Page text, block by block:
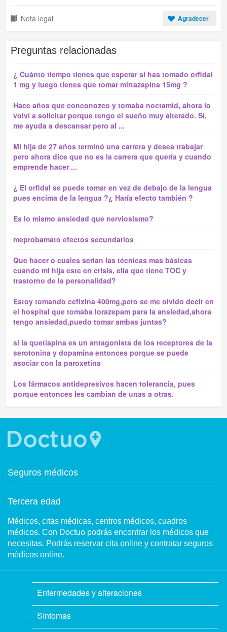
Nota legal Agradecer
Preguntas relacionadas
¿ Cuánto tiempo tienes que esperar si has tomado orfidal
1 mg y luego tienes que tomar mirtazapina 15mg ?
Hace años que conconozco y tomaba noctamid, ahora lo
volví a solicitar porque tengo el sueño muy alterado. Sí,
me ayuda a descansar pero al ...
Mi hija de 27 años terminó una carrera y desea trabajar
pero ahora dice que no es la carrera que quería y cuando
emprende hacer ...
¿ El orfidal se puede tomar en vez de debajo de la lengua
pues encima de la lengua ?¿ Haría efecto también ?
Es lo mismo ansiedad que nerviosismo?
meprobamato efectos secundarios
Que hacer o cuales serian las técnicas mas básicas
cuando mi hija este en crisis, ella que tiene TOC y
trastorno de la personalidad?
Estoy tomando cefixina 400mg,pero se me olvido decir en
el hospital que tomaba lorazepam para la ansiedad,ahora
tengo ansiedad,puedo tomar ambas juntas?
si la quetiapina es un antagonista de los receptores de la
serotonina y dopamina entonces porque se puede
asociar con la paroxetina
Los fármacos antidepresivos hacen tolerancia, pues
porque entonces les cambian de unas a otras.
Seguros médicos
Tercera edad
Médicos, citas médicas, centros médicos, cuadros
médicos. Con Doctuo podrás encontrar los médicos que
necesitas. Podrás reservar cita online y contratar seguros
médicos online.
Enfermedades y alteraciones
Síntomas